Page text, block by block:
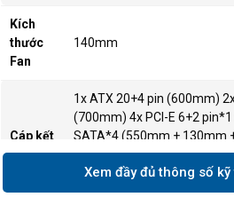
Kích
thước
Fan
140mm
Cáp kết
nối
1x ATX 20+4 pin (600mm)
(700mm) 4x PCI-E 6+2
SATA*4 (550mm + 130mm
130mm) 4x Molex*4
150mm + 150mm) 1x PCI-E
(700mm)
Xem đầy đủ thông số